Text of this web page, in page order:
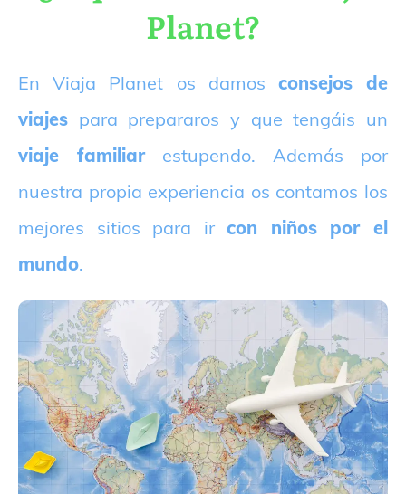
Planet?
En Viaja Planet os damos consejos de
viajes para prepararos y que tengáis un
viaje familiarestupendo. Además por
nuestra propia experiencia os contamos los
mejores sitios para ircon niños por el
mundo.